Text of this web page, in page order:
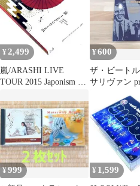
¥ 2,499
嵐/ARASHI LIVE
TOUR 2015 Japonism 初
¥600
ザ・ビート
サリヴァン
ザ・ビート
組〉
¥999 ¥ 1,599